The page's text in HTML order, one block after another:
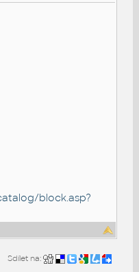
block.asp?
Sdílet na: